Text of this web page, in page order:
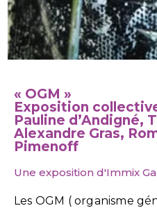
« OGM »
Exposition
Pauline d’Andigné,
Alexandre Gras,
Pimenoff
Une exposition d'Immix
Les OGM ( organisme